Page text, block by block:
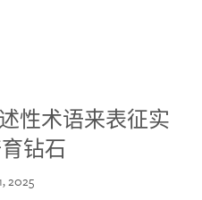
性术语来表征实
钻石
2025